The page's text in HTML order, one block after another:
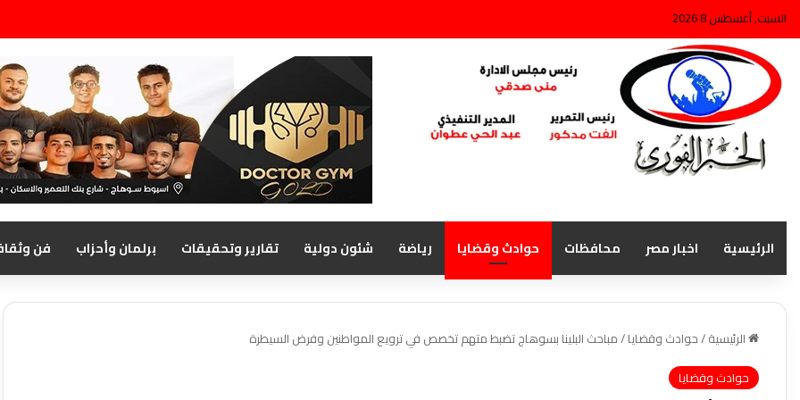
السبت, أغسطس 8 2026
الرئيسية اخبار مصر محافظات حوادث وقضايا رياضة شئون دولية تقارير وتحقيقات برلمان وأحزاب فن
الرئيسية/حوادث وقضايا/مباحث البلينا بسوهاج تضبط متهم تخصص في ترويع المواطنين وفرض السيطرة
حوادث وقضايا